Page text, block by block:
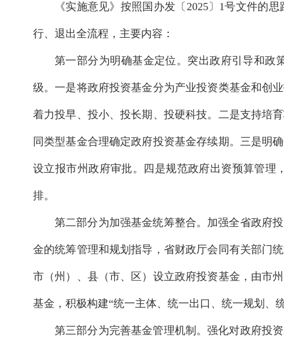
《实施意见》按照国办发〔2025〕1号文件的
行、退出全流程，主要内容：
第一部分为明确基金定位。突出政府引导和政
级。一是将政府投资基金分为产业投资类基金和创
着力投早、投小、投长期、投硬科技。二是支持培
同类型基金合理确定政府投资基金存续期。三是明
设立报市州政府审批。四是规范政府出资预算管理
排。
第二部分为加强基金统筹整合。加强全省政府
金的统筹管理和规划指导，省财政厅会同有关部门
市（州）、县（市、区）设立政府投资基金，由市
基金，积极构建“统一主体、统一出口、统一规划、
第三部分为完善基金管理机制。强化对政府投